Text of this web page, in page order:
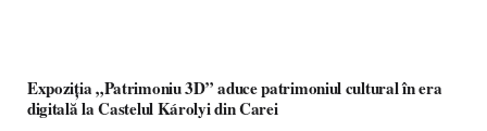
Expoziția „Patrimoniu 3D” aduce patrimoniul cultural în era
digitală la Castelul Károlyi din Carei